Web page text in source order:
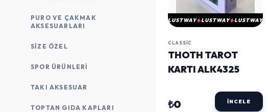
PURO VE ÇAKMAK
AKSESUARLARI
SIZE ÖZEL
SPOR ÜRÜNLERI
TAKI AKSESUAR
TOPTAN GIDA KAPLARI
LUSTWAY LUSTWAY LUSTWAY
CLASSIC
THOTH TAROT
KARTI ALK4325
₺0 İNCELE